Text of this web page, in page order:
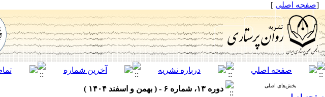
[صفحه اصلی ]
بخش‌های اصلی
دوره ۱۳، شماره ۶ - ( بهمن و اسفند ۱۴۰۴ )